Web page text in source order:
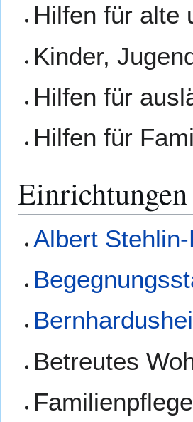
Hilfen für alte
Kinder,
Hilfen für
Hilfen für
Einrichtungen
Albert
Betreutes
Familienpflege